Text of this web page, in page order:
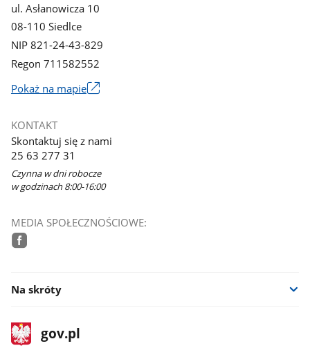
ul. Asłanowicza 10
08-110 Siedlce
NIP 821-24-43-829
Regon 711582552
Pokaż na mapieLink
nowym
KONTAKT
Skontaktuj się z nami
25 63 277 31
Czynna w dni robocze
w godzinach 8:00-16:00
MEDIA SPOŁECZNOŚCIOWE:
Na skróty
stopka
gov.plStrona
gov.pl